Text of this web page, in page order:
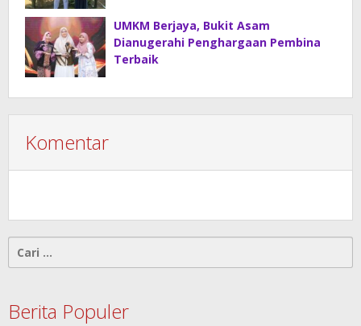
UMKM Berjaya, Bukit Asam
Dianugerahi Penghargaan Pembina
Terbaik
Komentar
Cari
Berita Populer